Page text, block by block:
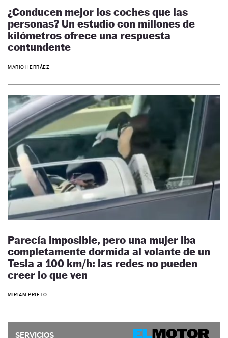
¿Conducen mejor los coches que las
personas? Un estudio con millones de
kilómetros ofrece una respuesta
contundente
MARIO HERRÁEZ
Parecía imposible, pero una mujer iba
completamente dormida al volante de un
Tesla a 100 km/h: las redes no pueden
creer lo que ven
MIRIAM PRIETO